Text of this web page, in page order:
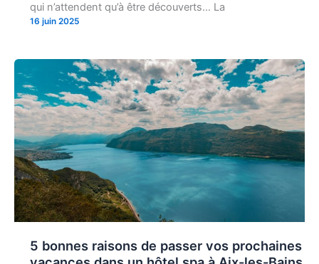
qui n’attendent qu’à être découverts… La
16 juin 2025
5 bonnes raisons de passer vos prochaines